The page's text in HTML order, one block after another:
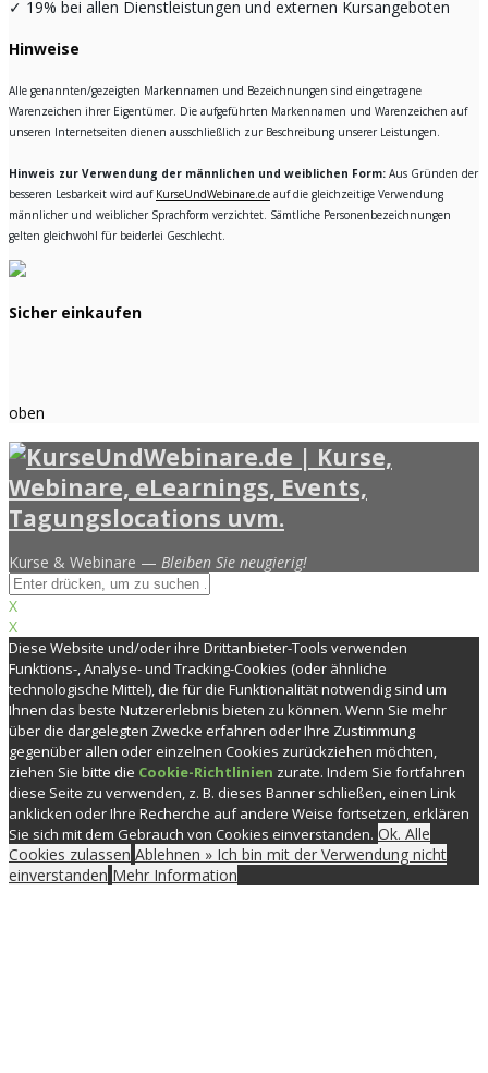
✓ 19% bei allen Dienstleistungen und externen Kursangeboten
Hinweise
Alle genannten/gezeigten Markennamen und Bezeichnungen sind eingetragene
Warenzeichen ihrer Eigentümer. Die aufgeführten Markennamen und Warenzeichen auf
unseren Internetseiten dienen ausschließlich zur Beschreibung unserer Leistungen.
Hinweis zur Verwendung der männlichen und weiblichen Form: Aus Gründen der
besseren Lesbarkeit wird auf KurseUndWebinare.de auf die gleichzeitige Verwendung
männlicher und weiblicher Sprachform verzichtet. Sämtliche Personenbezeichnungen
gelten gleichwohl für beiderlei Geschlecht.
Sicher einkaufen
oben
Kurse & Webinare — Bleiben Sie neugierig!
X
X
Diese Website und/oder ihre Drittanbieter-Tools verwenden
Funktions-, Analyse- und Tracking-Cookies (oder ähnliche
technologische Mittel), die für die Funktionalität notwendig sind um
Ihnen das beste Nutzererlebnis bieten zu können. Wenn Sie mehr
über die dargelegten Zwecke erfahren oder Ihre Zustimmung
gegenüber allen oder einzelnen Cookies zurückziehen möchten,
ziehen Sie bitte die Cookie-Richtlinien zurate. Indem Sie fortfahren
diese Seite zu verwenden, z. B. dieses Banner schließen, einen Link
anklicken oder Ihre Recherche auf andere Weise fortsetzen, erklären
Sie sich mit dem Gebrauch von Cookies einverstanden. Ok. Alle
Cookies zulassen Ablehnen » Ich bin mit der Verwendung nicht
einverstanden Mehr Information